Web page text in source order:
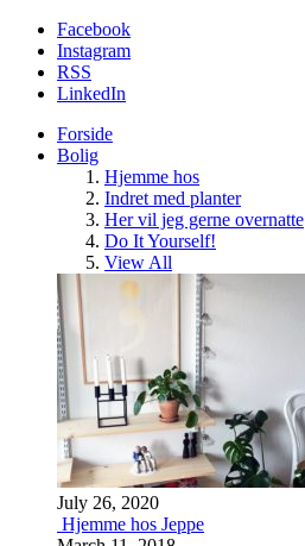
Facebook
Instagram
RSS
LinkedIn
Forside
Bolig
Hjemme hos
Indret med planter
Her vil jeg gerne overnatte
Do It Yourself!
View All
July 26, 2020
Hjemme hos Jeppe